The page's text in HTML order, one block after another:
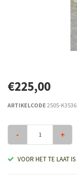
€225,00
ARTIKELCODE 2505-K3536
- +
VOOR HET TE LAAT IS